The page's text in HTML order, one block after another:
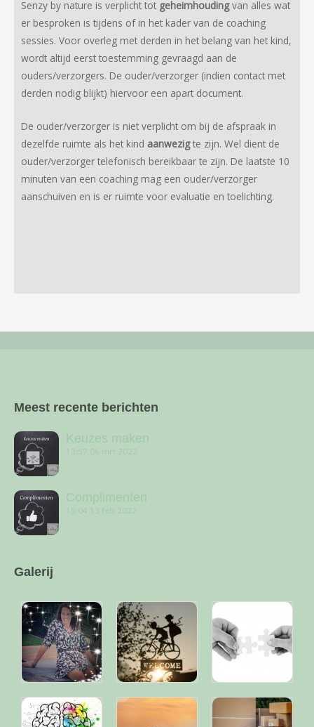
Senzy by nature is verplicht tot geheimhoudingvan alles wat
er besproken is tijdens of in het kader van de coaching
sessies. Voor overleg met derden in het belang van het kind,
wordt altijd eerst toestemming gevraagd aan de
ouders/verzorgers. De ouder/verzorger (indien contact met
derden nodig blijkt) hiervoor een apart document.
De ouder/verzorger is niet verplicht om bij de afspraak in
dezelfde ruimte als het kind aanwezigte zijn. Wel dient de
ouder/verzorger telefonisch bereikbaar te zijn. De laatste 10
minuten van een coaching mag een ouder/verzorger
aanschuiven en is er ruimte voor evaluatie en toelichting.
Meest recente berichten
Keuzes maken
13:57 06 mrt 2022
Complimenten
15:04 13 feb 2022
Galerij